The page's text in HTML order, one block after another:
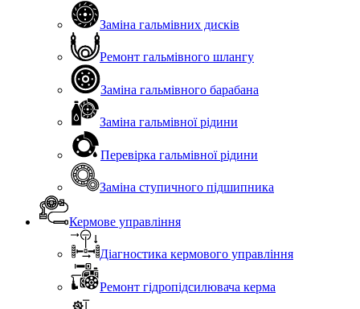
Заміна гальмівних дисків
Ремонт гальмівного шлангу
Заміна гальмівного барабана
Заміна гальмівної рідини
Перевірка гальмівної рідини
Заміна ступичного підшипника
Кермове управління
Діагностика кермового управління
Ремонт гідропідсилювача керма